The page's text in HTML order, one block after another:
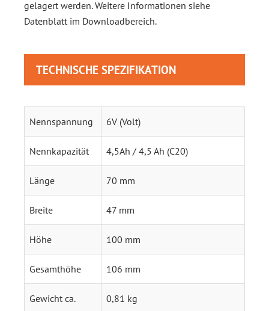
gelagert werden. Weitere Informationen siehe
Datenblatt im Downloadbereich.
TECHNISCHE SPEZIFIKATION
Nennspannung 6V (Volt)
Nennkapazität 4,5Ah / 4,5 Ah (C20)
Länge 70 mm
Breite 47 mm
Höhe 100 mm
Gesamthöhe 106 mm
Gewicht ca. 0,81 kg